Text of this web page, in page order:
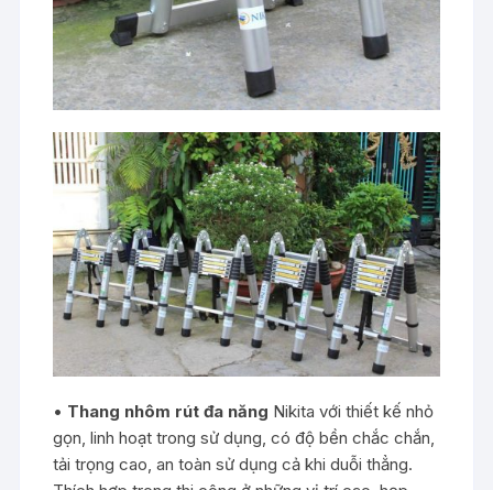
• Thang nhôm rút đa năng Nikita với thiết kế nhỏ
gọn, linh hoạt trong sử dụng, có độ bền chắc chắn,
tải trọng cao, an toàn sử dụng cả khi duỗi thẳng.